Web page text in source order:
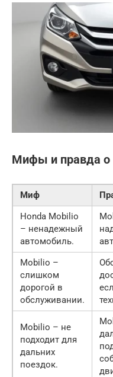
Мифы и правда о
Миф
Honda Mobilio
– ненадежный
автомобиль.
Mobilio –
слишком
дорогой в
обслуживании.
Mobilio – не
подходит для
дальних
поездок.